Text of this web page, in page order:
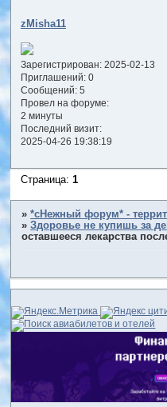
zMisha11
Зарегистрирован: 2025-02-13
Приглашений:0
Сообщений:5
Провел на форуме:
2 минуты
Последний визит:
2025-04-26 19:38:19
Страница:1
»*сНежный форум* -
»Здоровье не купишь за
оставшееся лекарства